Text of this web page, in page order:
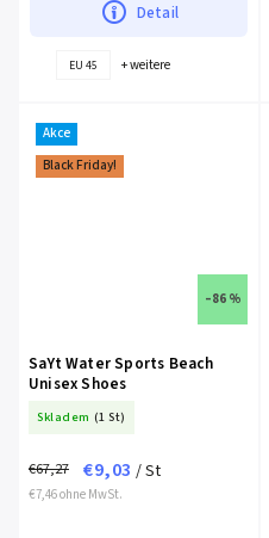
Detail
EU 45 + weitere
Akce
Black Friday!
–86 %
SaYt Water Sports Beach
Unisex Shoes
Skladem (1 St)
€7,46 ohne MwSt.
€67,27 €9,03 / St